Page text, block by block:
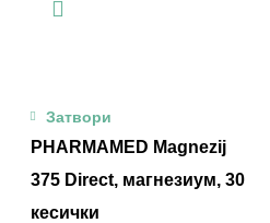
Затвори
PHARMAMED Magnezij
375 Direct, магнезиум, 30
кесички